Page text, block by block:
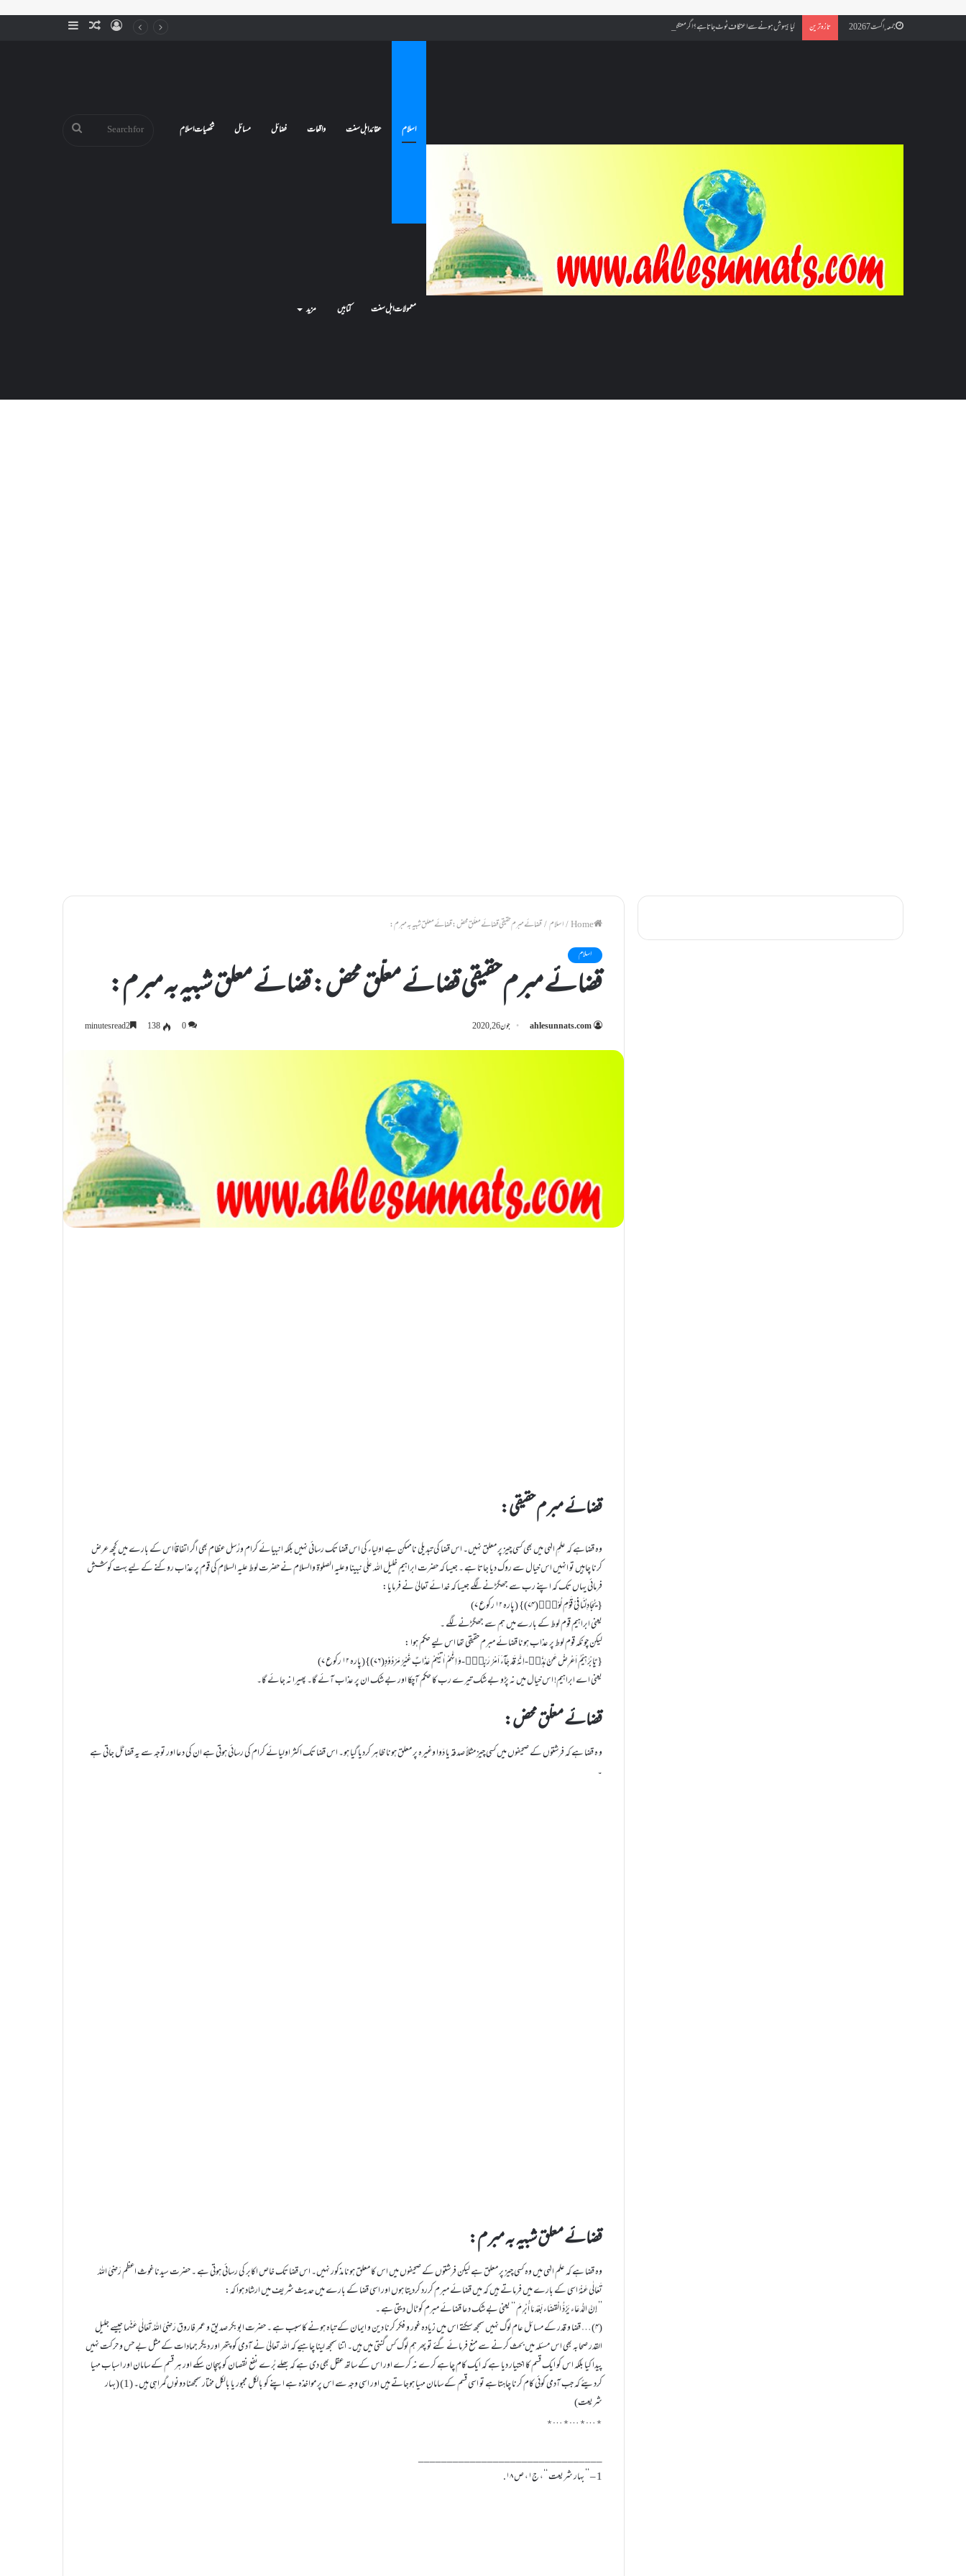
جمعہ, اگست 7 2026 تازہ ترین کیا بیہوش ہونے سے اعتکاف ٹوٹ جاتا ہے؟ اگر معتکف کو احتلام ہو جائے تو کیا اس کا اعتکاف ٹوٹ جائے گا؟فنائے مسجد کسے کہتے ہیں ، اور کیا معتکف فنائے مسجد میں جا سکتا ہے؟ SidebarRandomLog
اسلام عقائد اہل سنت واقعات فضائل مسائل شخصیات اسلام
معمولات اہل سنت کتابیں مزید
Search
/اسلام/قضائے مبرم حقیقی قضائے معلّق محض: قضائے معلق شبیہ بہ مبرم:
اسلام
قضائے مبرم حقیقی قضائے معلّق محض: قضائے معلق شبیہ بہ مبرم:
ahlesunnats.com جون 26, 2020 0
138
قضائے مبرم حقیقی:
وہ قضاہے کہ علمِ الہٰی میں بھی کسی چیز پر معلق نہیں۔ اس قضا کی تبدیلی ناممکن ہے اولیاء کی اس قضا تک رسائی نہیں بلکہ انبیائے کرام ورُسل عظام بھی اگر اتفاقاًاس کے بارے میں کچھ عرض
کرنا چاہیں تو انہیں اس خیال سے روک دیا جاتا ہے ۔ جیسا کہ حضرت ابراہیم خلیل اللہ علٰی نبینا وعلیہ الصلوۃ والسلام نے حضرت لوط علیہ السلام کی قوم پر عذاب روکنے کے لیے بہت کوشش
فرمائی یہاں تک کہ اپنے رب سے جھگڑنے لگے جیسا کہ خدائے تعالیٰ نے فرمایا:
{ یُجَادِلُنَا فِیْ قَوْمِ لُوْطٍؕ(۷۴)} (پارہ ۱۲ رکوع ۷)
یعنی ابراہیم قوم لوط کے بارے میں ہم سے جھگڑنے لگے ۔
لیکن چونکہ قوم لوط پر عذاب ہونا قضائے مبرم حقیقی تھا اس لیے حکم ہوا :
{ یٰۤاِبْرٰهِیْمُ اَعْرِضْ عَنْ هٰذَاۚ-اِنَّهٗ قَدْ جَآءَ اَمْرُ رَبِّكَۚ-وَ اِنَّهُمْ اٰتِیْهِمْ عَذَابٌ غَیْرُ مَرْدُوْدٍ(۷۶)}(پارہ ۱۲ رکوع ۷)
یعنی اے ابراہیم! اس خیال میں نہ پڑو بے شک تیرے رب کا حکم آچکا اور بے شک ان پر عذاب آئے گا۔ پھیرا نہ جائے گا۔
قضائے معلّق محض:
و ہ قضا ہے کہ فرشتوں کے صحیفوں میں کسی چیز مثلاً صدقہ یا دَوا وغیرہ پر معلق ہونا ظاہر کردیا گیا ہو۔ اس قضا تک اکثر اولیائے کرام کی رسائی ہوتی ہے ان کی دعا اور توجہ سے یہ قضا ٹل جاتی ہے
۔
قضائے معلق شبیہ بہ مبرم:
وہ قضا ہے کہ علم الہٰی میں وہ کسی چیز پر معلق ہے لیکن فرشتوں کے صحیفوں میں اس کا معلق ہونا مذکور نہیں۔ اس قضا تک خاص اکابر کی رسائی ہوتی ہے ۔ حضرت سیدنا غوث اعظم رَضِیَ اللہُ
تَعَالٰی عَنْہُ اسی کے بارے میں فرماتے ہیں کہ میں قضائے مبرم کررد کردیتا ہوں اور اسی قضا کے بارے میں حدیث شریف میں ارشاد ہوا کہ:
’’ إِنَّ الدُّعَاء یَرُدُّ الْقضَاءبَعْدَ مَا أُبْرِ مَ ‘‘ یعنی بے شک دعا قضائے مبرم کو ٹال دیتی ہے ۔
(۴)… قضا و قدر کے مسائل عام لوگ نہیں سمجھ سکتے اس میں زیادہ غور و فکر کرنا دین و ایمان کے تباہ ہونے کا سبب ہے ۔ حضرت ابوبکر صدیق و عمر فاروق رَضِیَ اللہُ تَعَالٰی عَنْہُما جیسے جلیل
القدر صحابہ بھی اس مسئلہ میں بحث کرنے سے منع فرمائے گئے تو پھر ہم لوگ کس گنتی میں ہیں۔ اتنا سمجھ لینا چاہیے کہ اللہ تعالیٰ نے آدمی کو پتھر اور دیگر جمادات کے مثل بے حس و حرکت نہیں
پیدا کیا بلکہ اس کو ایک قسم کا اختیار دیا ہے کہ ایک کام چاہے کرے نہ کرے اور اس کے ساتھ عقل بھی دی ہے کہ بھلے بُرے نفع نقصان کو پہچان سکے اور ہر قسم کے سامان اور اسباب مہیا
کردیئے کہ جب آدمی کوئی کام کرنا چاہتاہے تو اسی قسم کے سامان مہیا ہوجاتے ہیں اور اسی وجہ سے اس پر مواخذہ ہے اپنے کو بالکل مجبور یا بالکل مختار سمجھنا دونوں گمراہی ہیں۔ (1) (بہار
شریعت)
٭…٭…٭…٭
________________________________
1 – ’’ بہار شریعت ‘‘، ج۱، ص ۱۸.